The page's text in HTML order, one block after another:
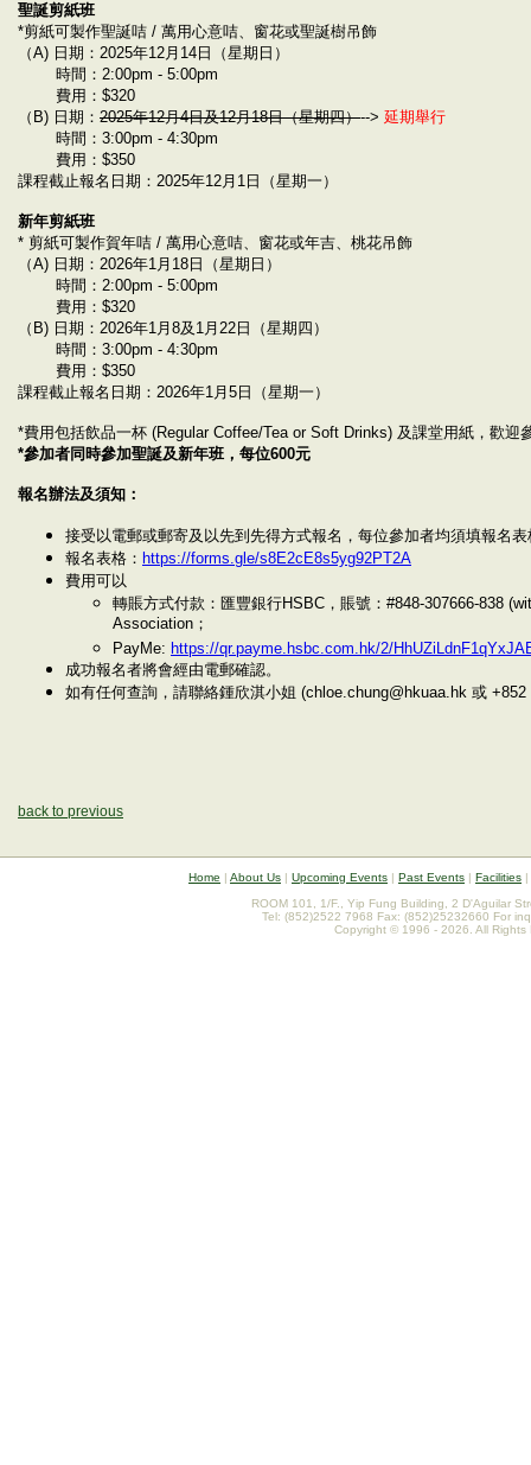
聖誕剪紙班
*剪紙可製作聖誕咭 / 萬用心意咭、窗花或聖誕樹吊飾
（A) 日期：2025年12月14日（星期日）
時間：2:00pm - 5:00pm
費用：$320
（B) 日期： 2025年12月4日及12月18日（星期四）--> 延期舉行
時間：3:00pm - 4:30pm
費用：$350
課程截止報名日期：2025年12月1日（星期一）
新年剪紙班
* 剪紙可製作賀年咭 / 萬用心意咭、窗花或年吉、桃花吊飾
（A) 日期：2026年1月18日（星期日）
時間：2:00pm - 5:00pm
費用：$320
（B) 日期：2026年1月8及1月22日（星期四）
時間：3:00pm - 4:30pm
費用：$350
課程截止報名日期：2026年1月5日（星期一）
*費用包括飲品一杯 (Regular Coffee/Tea or Soft Drinks) 及課堂用紙，歡
*參加者同時參加聖誕及新年班，每位600元
報名辦法及須知：
接受以電郵或郵寄及以先到先得方式報名，每位參加者均須填報名
報名表格： https://forms.gle/s8E2cE8s5yg92PT2A
費用可以
轉賬方式付款：匯豐銀行HSBC，賬號：#848-307666-838
Association；
PayMe: https://qr.payme.hsbc.com.hk/2/
成功報名者將會經由電郵確認。
如有任何查詢，請聯絡鍾欣淇小姐 (chloe.chung@hkuaa.hk 或 +852
back to previous
Home | About Us | Upcoming Events | Past Events | Facilities |
ROOM 101, 1/F., Yip Fung Building, 2 D'Aguilar
Tel: (852)2522 7968 Fax: (852)25232660 For
Copyright © 1996 - 2026. All Rights